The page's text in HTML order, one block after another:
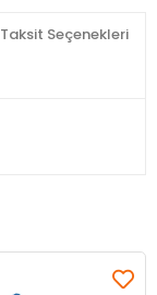
Taksit Seçenekleri